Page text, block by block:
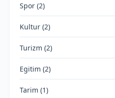
Spor (2)
Kultur (2)
Turizm (2)
Egitim (2)
Tarim (1)